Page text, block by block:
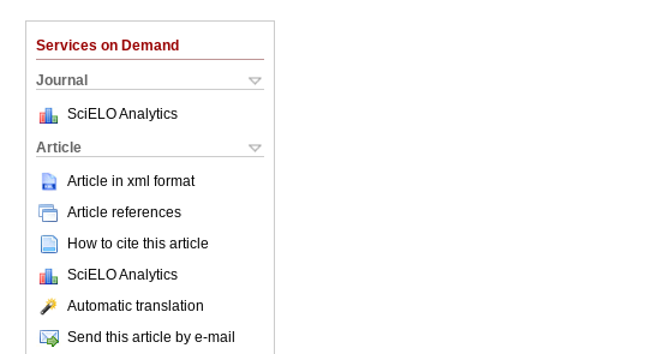
Services on Demand
Journal
SciELO Analytics
Article
Article in xml format
Article references
How to cite this article
SciELO Analytics
Automatic translation
Send this article by e-mail